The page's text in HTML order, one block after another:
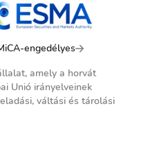
engedélyes
amely a horvát
Unió irányelveinek
váltási és tárolási